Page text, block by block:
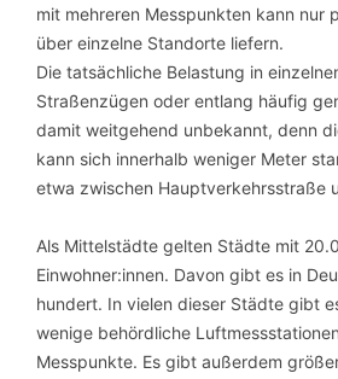
mit mehreren Messpunkten kann nur
über einzelne Standorte liefern.
Die tatsächliche Belastung in
Straßenzügen oder entlang häufig
damit weitgehend unbekannt, denn
kann sich innerhalb weniger Meter
etwa zwischen Hauptverkehrsstraße
Als Mittelstädte gelten Städte mit
Einwohner:innen. Davon gibt es in
hundert. In vielen dieser Städte gibt
wenige behördliche
Messpunkte. Es gibt außerdem